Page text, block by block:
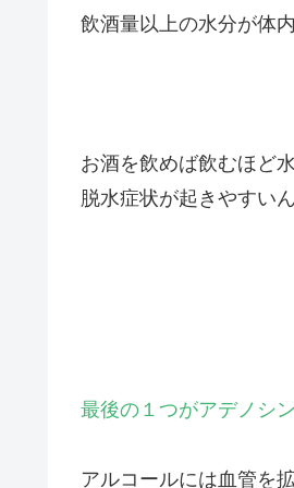
飲酒量以上の水分が体
お酒を飲めば飲むほど
脱水症状が起きやすいん
最後の１つがアデノシン
アルコールには血管を